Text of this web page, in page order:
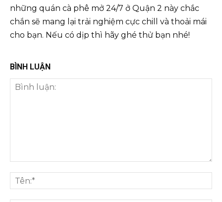
những quán cà phê mở 24/7 ở Quận 2 này chắc
chắn sẽ mang lại trải nghiệm cực chill và thoải mái
cho bạn. Nếu có dịp thì hãy ghé thử bạn nhé!
BÌNH LUẬN
luận: